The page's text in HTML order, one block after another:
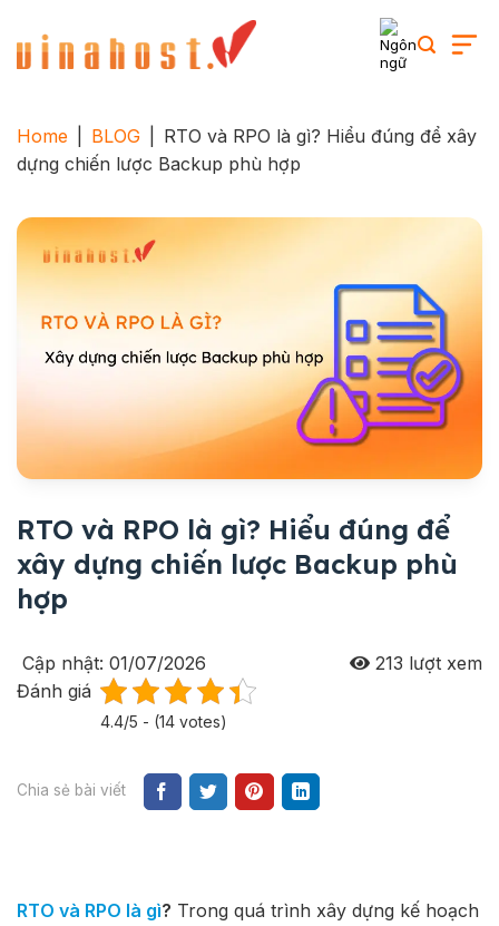
content
Home BLOG
RTO và RPO là gì? Hiểu đúng để xây
dựng chiến lược Backup phù hợp
RTO và RPO là gì? Hiểu đúng để
xây dựng chiến lược Backup phù
hợp
Cập nhật: 01/07/2026 213 lượt xem
Đánh giá
4.4/5 - (14 votes)
Chia sẻ bài viết
RTO và RPO là gì? Trong quá trình xây dựng kế hoạch